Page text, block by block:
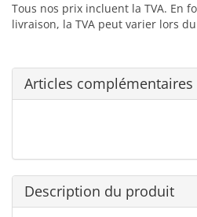
Tous nos prix incluent la TVA. En
livraison, la TVA peut varier lors
Articles complémentaires
Description du produit